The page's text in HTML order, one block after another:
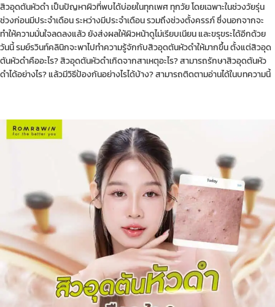
สิวอุดตันหัวดำ เป็นปัญหาผิวที่พบได้บ่อยในทุกเพศ ทุกวัย โดยเฉพาะในช่วงวัยรุ่น
ช่วงก่อนมีประจำเดือน ระหว่างมีประจำเดือน รวมถึงช่วงตั้งครรภ์ ซึ่งนอกจากจะ
ทำให้ความมั่นใจลดลงแล้ว ยังส่งผลให้ผิวหน้าดูไม่เรียบเนียน และขรุขระได้อีกด้วย
วันนี้ รมย์รวินท์คลินิกจะพาไปทำความรู้จักกับสิวอุดตันหัวดำให้มากขึ้น ตั้งแต่สิวอุด
ตันหัวดำคืออะไร? สิวอุดตันหัวดำเกิดจากสาเหตุอะไร? สามารถรักษาสิวอุดตันหัว
ดำได้อย่างไร? แล้วมีวิธีป้องกันอย่างไรได้บ้าง? สามารถติดตามอ่านได้ในบทความนี้